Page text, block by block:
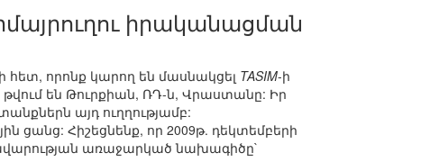
իրականացման
հետ, որոնք կարող են մասնակցել TASIM-ի
են Թուրքիան, ՌԴ-ն, Վրաստանը: Իր
այդ ուղղությամբ:
Հիշեցնենք, որ 2009թ. դեկտեմբերի
առաջարկած նախագիծը`